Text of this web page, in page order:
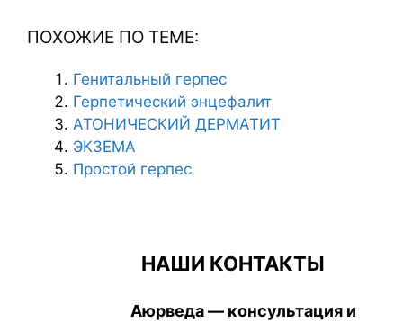
ПОХОЖИЕ ПО ТЕМЕ:
Генитальный герпес
Герпетический энцефалит
АТОНИЧЕСКИЙ ДЕРМАТИТ
ЭКЗЕМА
Простой герпес
НАШИ КОНТАКТЫ
Аюрведа — консультация и